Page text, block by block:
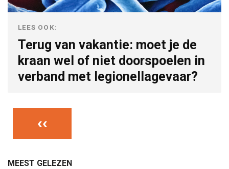
LEES OOK:
Terug van vakantie: moet je de
kraan wel of niet doorspoelen in
verband met legionellagevaar?
‹‹
MEEST GELEZEN